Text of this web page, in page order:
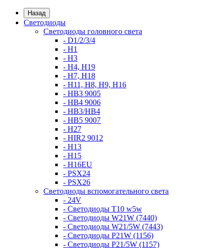
Назад
Светодиоды
Светодиоды головного света
- D1/2/3/4
- H1
- H3
- H4, H19
- H7, H18
- H11, H8, H9, H16
- HB3 9005
- HB4 9006
- HB3/HB4
- HB5 9007
- H27
- HIR2 9012
- H13
- H15
- H16EU
- PSX24
- PSX26
Светодиоды вспомогательного света
- 24V
- Светодиоды T10 w5w
- Светодиоды W21W (7440)
- Светодиоды W21/5W (7443)
- Светодиоды P21W (1156)
- Светодиоды P21/5W (1157)